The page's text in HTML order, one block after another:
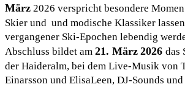
März 2026 verspricht besondere
Skier und und modische Klassiker
vergangener Ski-Epochen lebendig
Abschluss bildet am 21. März 2026 das
der Haideralm, bei dem Live-Musik von
Einarsson und ElisaLeen, DJ-Sounds und